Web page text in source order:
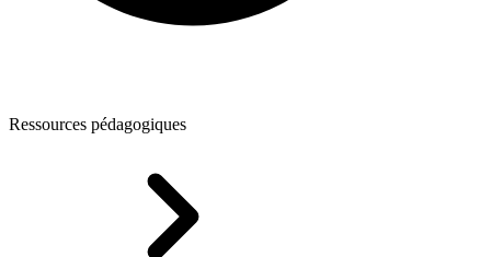
Ressources pédagogiques